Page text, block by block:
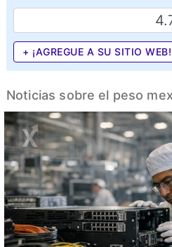
+ ¡AGREGUE A SU SITIO WEB!
Noticias sobre el peso